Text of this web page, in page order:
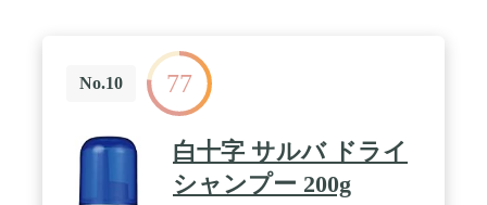
No.10 77
白十字 サルバ ドライ
シャンプー 200g